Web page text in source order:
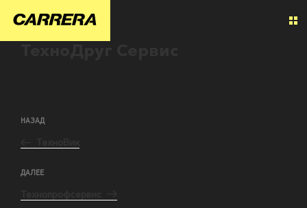
НАЗАД
ДАЛЕЕ